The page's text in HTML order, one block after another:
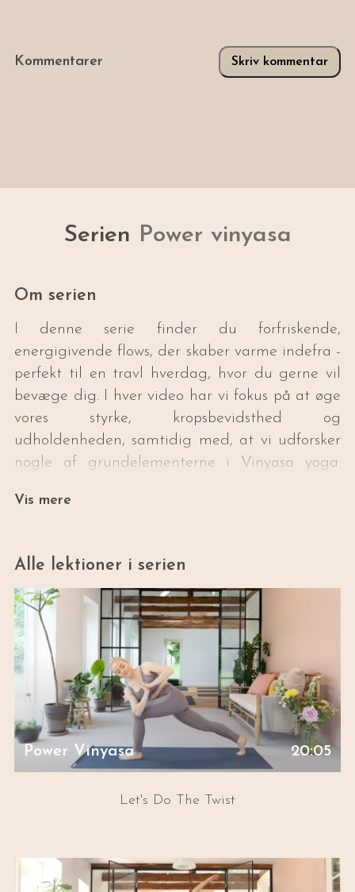
Kommentarer Skriv kommentar
Serien Power vinyasa
Om serien
I denne serie finder du forfriskende,
energigivende flows, der skaber varme indefra -
perfekt til en travl hverdag, hvor du gerne vil
bevæge dig. I hver video har vi fokus på at øge
vores styrke, kropsbevidsthed og
udholdenheden, samtidig med, at vi udforsker
nogle af grundelementerne i Vinyasa yoga.
minutter, og er tiltænkt dig der er begynder
Vis mere
Alle lektioner i serien
Power Vinyasa 20:05
Let's Do The Twist